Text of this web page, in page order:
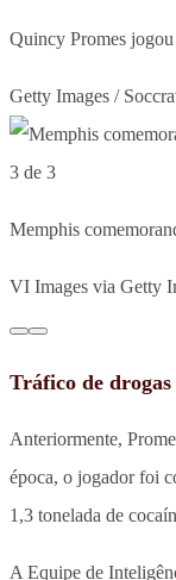
Quincy Promes
Getty Images /
3 de 3
Memphis
VI Images via Getty
Tráfico de drogas
Anteriormente,
época, o jogador foi
1,3 tonelada de
A Equipe de